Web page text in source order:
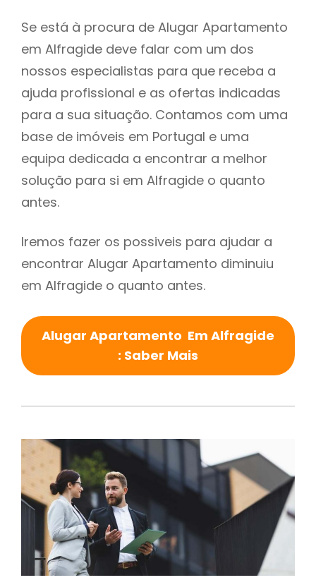
Se está à procura de Alugar Apartamento
em Alfragide deve falar com um dos
nossos especialistas para que receba a
ajuda profissional e as ofertas indicadas
para a sua situação. Contamos com uma
base de imóveis em Portugal e uma
equipa dedicada a encontrar a melhor
solução para si em Alfragide o quanto
antes.
Iremos fazer os possiveis para ajudar a
encontrar Alugar Apartamento diminuiu
em Alfragide o quanto antes.
Alugar Apartamento Em Alfragide
: Saber Mais